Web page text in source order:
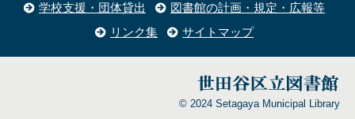
学校支援・団体貸出
図書館の計画・規定・広報等
リンク集
サイトマップ
© 2024 Setagaya Municipal Library